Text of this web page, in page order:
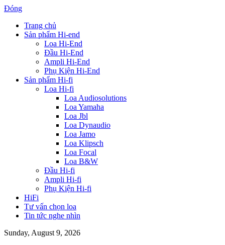
Đóng
Trang chủ
Sản phẩm Hi-end
Loa Hi-End
Đầu Hi-End
Ampli Hi-End
Phụ Kiện Hi-End
Sản phẩm Hi-fi
Loa Hi-fi
Loa Audiosolutions
Loa Yamaha
Loa Jbl
Loa Dynaudio
Loa Jamo
Loa Klipsch
Loa Focal
Loa B&W
Đầu Hi-fi
Ampli Hi-fi
Phụ Kiện Hi-fi
HiFi
Tư vấn chọn loa
Tin tức nghe nhìn
Sunday, August 9, 2026